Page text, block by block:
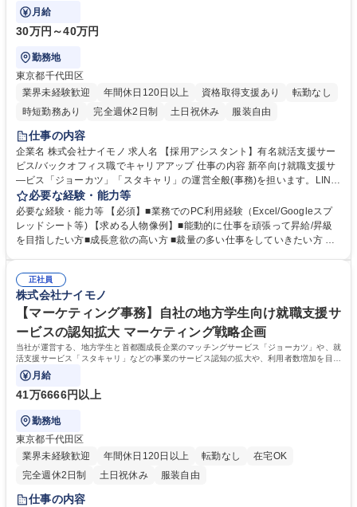
デア発信・業務改善をお任せします。
月給
30万円～40万円
勤務地
東京都千代田区
業界未経験歓迎
年間休日120日以上 資格取得支援あり
転勤なし
時短勤務あり
完全週休2日制 土日祝休み 服装自由
仕事の内容
企業名 株式会社ナイモノ 求人名 【採用アシスタント】有名就活支援サー
ビス/バックオフィス職でキャリアアップ 仕事の内容 新卒向け就職支援サ
―ビス「ジョーカツ」「スタキャリ」の運営全般(事務)を担います。LINE/
メール対応、面接日程調整など各種事務業務や、選考プロセス円滑化に向
けたアイデア発信・業務改善をお任せします。 【事務業務：5割】LINE・
メール・電話対応、面接の日程調整、書類回収、各選考の進捗や対応期限
の管理、社内連携。 【業務仕組化/改善等：5割】選考参加を促す自動メッ
による内定承諾率の向上。年間200～300名の内定承諾を裏から支えるや
りがいがあり、採用の大きいポジションです。 募集職種 【採用アシスタ
ント】有名就活支援サービス/バックオフィス職でキャリアアップ
必要な経験・能力等
必要な経験・能力等 【必須】■業務でのPC利用経験（Excel/Googleスプ
レッドシート等) 【求める人物像例】■能動的に仕事を頑張って昇給/昇級
を目指したい方■成長意欲の高い方 ■裁量の多い仕事をしていきたい方 な
ーション/マネジメント研修等を実施）事務だけでなく他部門と連携しなが
ら業務を進める場面も多いため、実践的な経験が身につき市場価値を上げ
ることが可能です! 【当社の強み】地方学生に特化したサービスを展開し
ており、地方学生の採用と言えば"ナイモノ"と第一想起される存在です。
学歴・資格 学歴：大学院 大学 語学力： 資格：
正社員
株式会社ナイモノ
【マーケティング事務】自社の地方学生向け就職支援サ
ービスの認知拡大 マーケティング戦略企画
当社が運営する、地方学生と首都圏成長企業のマッチングサービス「ジョーカツ」や、就
活支援サービス「スタキャリ」などの事業のサービス認知の拡大や、利用者数増加を目指
します。（※利用者＝新卒就活生）
月給
41万6666円以上
勤務地
東京都千代田区
業界未経験歓迎
年間休日120日以上 転勤なし
在宅OK
完全週休2日制
土日祝休み 服装自由
仕事の内容